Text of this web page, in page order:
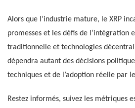
Alors que l’industrie mature, le XRP
promesses et les défis de l’intégration
traditionnelle et technologies
dépendra autant des décisions
techniques et de l’adoption réelle par
Restez informés, suivez les métriques